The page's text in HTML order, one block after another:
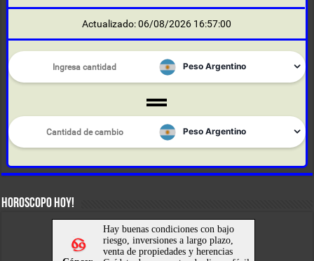
Actualizado: 06/08/2026 16:57:00
HOROSCOPO HOY!